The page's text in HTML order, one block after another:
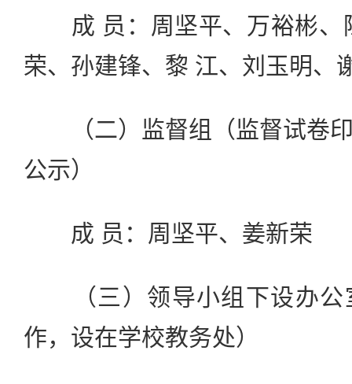
成 员：周坚平、万裕彬、
荣、孙建锋、黎 江、刘玉明、
（二）监督组（监督试卷印
公示）
成 员：周坚平、姜新荣
（三）领导小组下设办公
作，设在学校教务处）